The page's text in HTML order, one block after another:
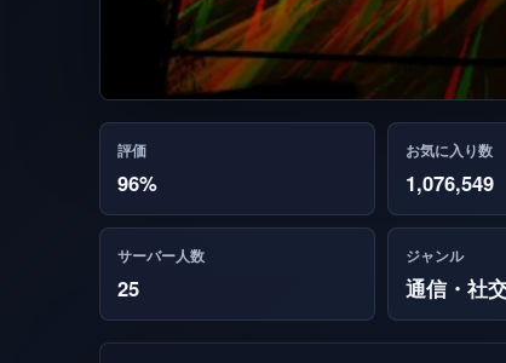
評価
96%
お気に入り数
1,076,549
サーバー人数
25
ジャンル
通信・社